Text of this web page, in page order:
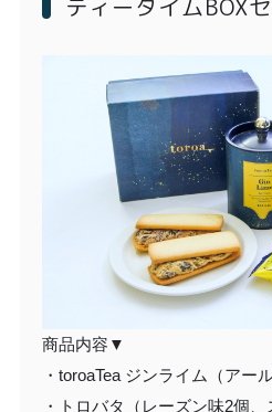
ティータイムBOX
商品内容▼
・toroaTea ジンライム（アー
・トロバタ（レーズン味2個、